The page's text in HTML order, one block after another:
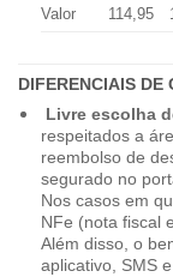
Valor 114,95
DIFERENCIAIS DE
Livre escolha
respeitados a
reembolso de
segurado no
Nos casos em
NFe (nota fiscal
Além disso, o
aplicativo, SMS